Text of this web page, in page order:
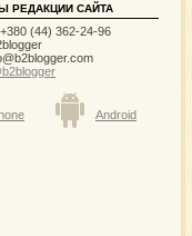
РЕДАКЦИИ САЙТА
(44) 362-24-96
Android